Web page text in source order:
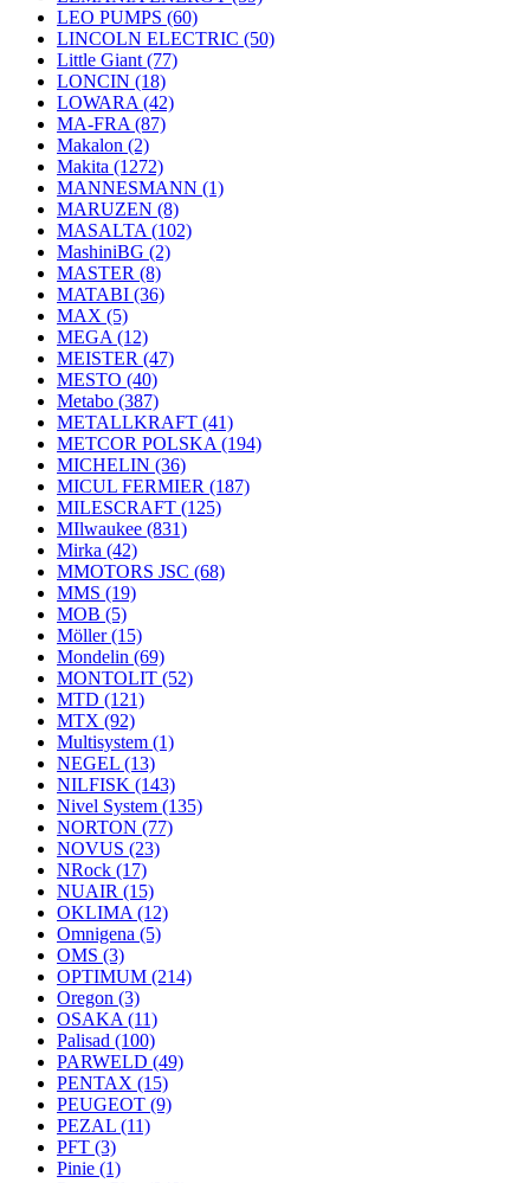
LEO PUMPS (60)
LINCOLN ELECTRIC (50)
Little Giant (77)
LONCIN (18)
LOWARA (42)
MA-FRA (87)
Makalon (2)
Makita (1272)
MANNESMANN (1)
MARUZEN (8)
MASALTA (102)
MashiniBG (2)
MASTER (8)
MATABI (36)
MAX (5)
MEGA (12)
MEISTER (47)
MESTO (40)
Metabo (387)
METALLKRAFT (41)
METCOR POLSKA (194)
MICHELIN (36)
MICUL FERMIER (187)
MILESCRAFT (125)
MIlwaukee (831)
Mirka (42)
MMOTORS JSC (68)
MMS (19)
MOB (5)
Möller(15)
Mondelin (69)
MONTOLIT (52)
MTD (121)
MTX (92)
Multisystem (1)
NEGEL (13)
NILFISK (143)
Nivel System (135)
NORTON (77)
NOVUS (23)
NRock (17)
NUAIR (15)
OKLIMA (12)
Omnigena (5)
OMS (3)
OPTIMUM (214)
Oregon (3)
OSAKA (11)
Palisad (100)
PARWELD (49)
PENTAX (15)
PEUGEOT (9)
PEZAL (11)
PFT (3)
Pinie (1)